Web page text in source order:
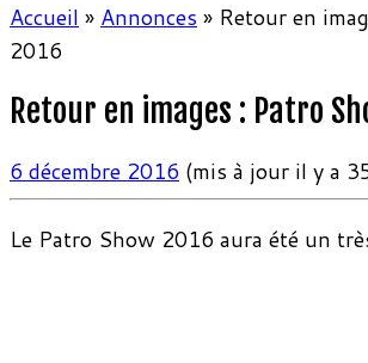
Accueil » Annonces » Retour en
2016
Retour en images : Patro
6 décembre 2016 (mis à jour il y a
Le Patro Show 2016 aura été un